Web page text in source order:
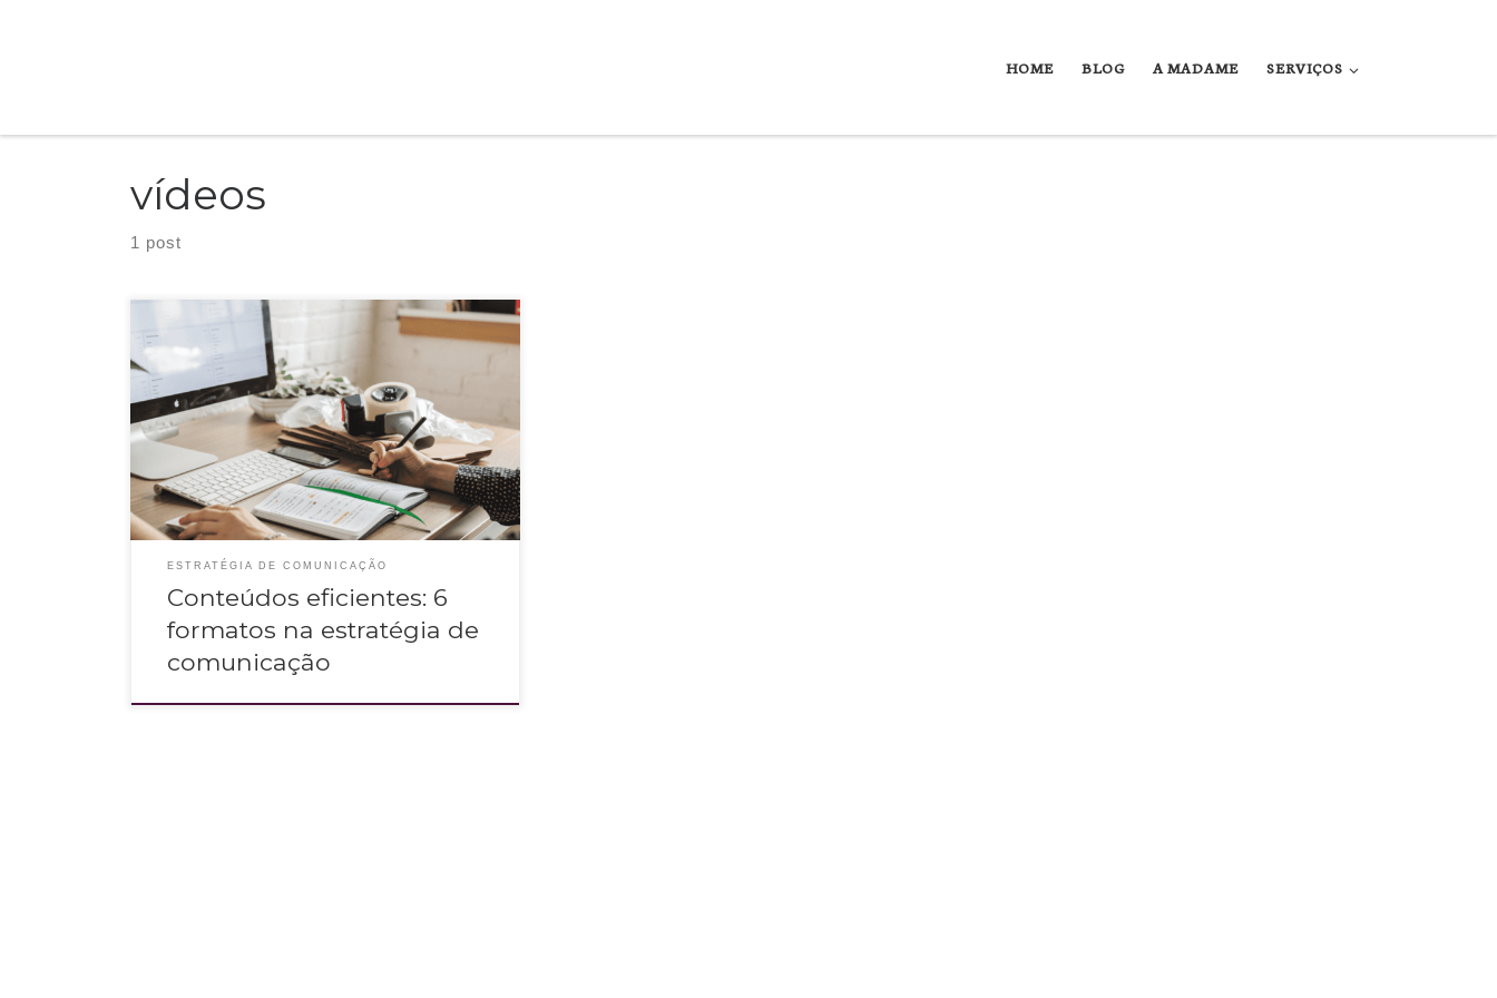
HOME BLOG A MADAME SERVIÇOS
vídeos
1 post
Com a estratégia de comunicação, você precisa saber quais
são os 6 formatos de conteúdos mais eficientes.
ESTRATÉGIA DE COMUNICAÇÃO
Conteúdos eficientes: 6
formatos na estratégia de
comunicação